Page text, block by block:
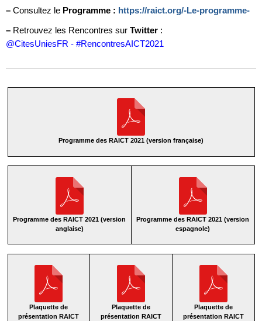
– Consultez le Programme : https://raict.org/-Le-programme-
– Retrouvez les Rencontres sur Twitter :
@CitesUniesFR - #RencontresAICT2021
Programme des RAICT 2021 (version française)
Programme des RAICT 2021 (version
anglaise)
Programme des RAICT 2021 (version
espagnole)
Plaquette de
présentation RAICT
Plaquette de
présentation RAICT
Plaquette de
présentation RAICT